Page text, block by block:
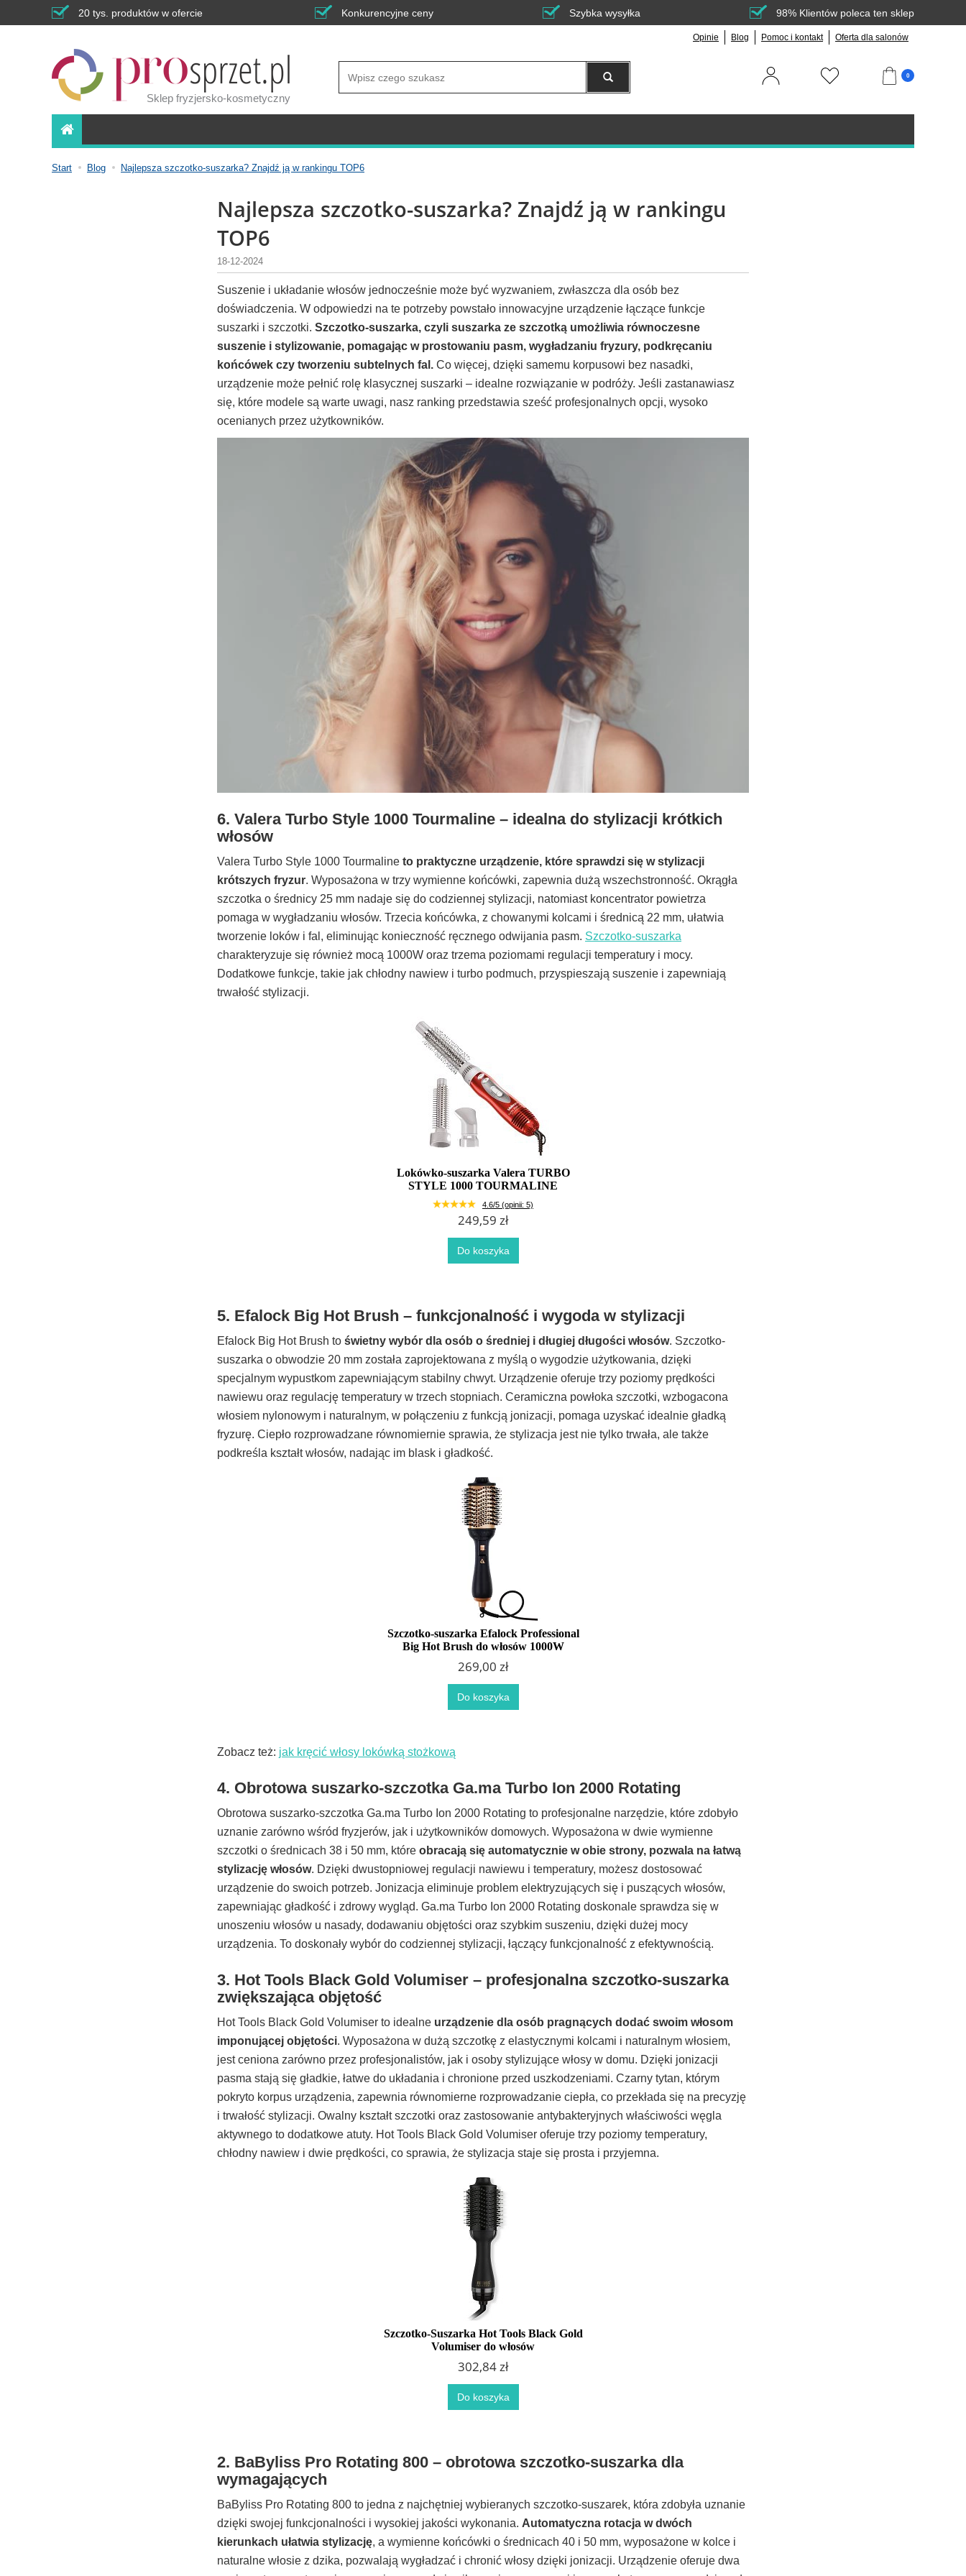
20 tys. produktów w ofercie Konkurencyjne ceny Szybka wysyłka 98% Klientów poleca ten sklep
Opinie Blog Pomoc i kontakt Oferta dla salonów
Sklep fryzjersko-kosmetyczny
0
Start Blog Najlepsza szczotko-suszarka? Znajdź ją w rankingu TOP6
Najlepsza szczotko-suszarka? Znajdź ją w rankingu
TOP6
18-12-2024
Suszenie i układanie włosów jednocześnie może być wyzwaniem, zwłaszcza dla osób bez
doświadczenia. W odpowiedzi na te potrzeby powstało innowacyjne urządzenie łączące funkcje
suszarki i szczotki. Szczotko-suszarka, czyli suszarka ze szczotką umożliwia równoczesne
suszenie i stylizowanie, pomagając w prostowaniu pasm, wygładzaniu fryzury, podkręcaniu
końcówek czy tworzeniu subtelnych fal. Co więcej, dzięki samemu korpusowi bez nasadki,
urządzenie może pełnić rolę klasycznej suszarki – idealne rozwiązanie w podróży. Jeśli zastanawiasz
się, które modele są warte uwagi, nasz ranking przedstawia sześć profesjonalnych opcji, wysoko
ocenianych przez użytkowników.
6. Valera Turbo Style 1000 Tourmaline – idealna do stylizacji krótkich
włosów
Valera Turbo Style 1000 Tourmaline to praktyczne urządzenie, które sprawdzi się w stylizacji
krótszych fryzur. Wyposażona w trzy wymienne końcówki, zapewnia dużą wszechstronność. Okrągła
szczotka o średnicy 25 mm nadaje się do codziennej stylizacji, natomiast koncentrator powietrza
pomaga w wygładzaniu włosów. Trzecia końcówka, z chowanymi kolcami i średnicą 22 mm, ułatwia
tworzenie loków i fal, eliminując konieczność ręcznego odwijania pasm. Szczotko-suszarka
charakteryzuje się również mocą 1000W oraz trzema poziomami regulacji temperatury i mocy.
Dodatkowe funkcje, takie jak chłodny nawiew i turbo podmuch, przyspieszają suszenie i zapewniają
trwałość stylizacji.
Lokówko-suszarka Valera TURBO
STYLE 1000 TOURMALINE
4.6/5 (opinii: 5)
249,59 zł
Do koszyka
5. Efalock Big Hot Brush – funkcjonalność i wygoda w stylizacji
Efalock Big Hot Brush to świetny wybór dla osób o średniej i długiej długości włosów. Szczotko-
suszarka o obwodzie 20 mm została zaprojektowana z myślą o wygodzie użytkowania, dzięki
specjalnym wypustkom zapewniającym stabilny chwyt. Urządzenie oferuje trzy poziomy prędkości
nawiewu oraz regulację temperatury w trzech stopniach. Ceramiczna powłoka szczotki, wzbogacona
włosiem nylonowym i naturalnym, w połączeniu z funkcją jonizacji, pomaga uzyskać idealnie gładką
fryzurę. Ciepło rozprowadzane równomiernie sprawia, że stylizacja jest nie tylko trwała, ale także
podkreśla kształt włosów, nadając im blask i gładkość.
Szczotko-suszarka Efalock Professional
Big Hot Brush do włosów 1000W
269,00 zł
Do koszyka
Zobacz też: jak kręcić włosy lokówką stożkową
4. Obrotowa suszarko-szczotka Ga.ma Turbo Ion 2000 Rotating
Obrotowa suszarko-szczotka Ga.ma Turbo Ion 2000 Rotating to profesjonalne narzędzie, które zdobyło
uznanie zarówno wśród fryzjerów, jak i użytkowników domowych. Wyposażona w dwie wymienne
szczotki o średnicach 38 i 50 mm, które obracają się automatycznie w obie strony, pozwala na łatwą
stylizację włosów. Dzięki dwustopniowej regulacji nawiewu i temperatury, możesz dostosować
urządzenie do swoich potrzeb. Jonizacja eliminuje problem elektryzujących się i puszących włosów,
zapewniając gładkość i zdrowy wygląd. Ga.ma Turbo Ion 2000 Rotating doskonale sprawdza się w
unoszeniu włosów u nasady, dodawaniu objętości oraz szybkim suszeniu, dzięki dużej mocy
urządzenia. To doskonały wybór do codziennej stylizacji, łączący funkcjonalność z efektywnością.
3. Hot Tools Black Gold Volumiser – profesjonalna szczotko-suszarka
zwiększająca objętość
Hot Tools Black Gold Volumiser to idealne urządzenie dla osób pragnących dodać swoim włosom
imponującej objętości. Wyposażona w dużą szczotkę z elastycznymi kolcami i naturalnym włosiem,
jest ceniona zarówno przez profesjonalistów, jak i osoby stylizujące włosy w domu. Dzięki jonizacji
pasma stają się gładkie, łatwe do układania i chronione przed uszkodzeniami. Czarny tytan, którym
pokryto korpus urządzenia, zapewnia równomierne rozprowadzanie ciepła, co przekłada się na precyzję
i trwałość stylizacji. Owalny kształt szczotki oraz zastosowanie antybakteryjnych właściwości węgla
aktywnego to dodatkowe atuty. Hot Tools Black Gold Volumiser oferuje trzy poziomy temperatury,
chłodny nawiew i dwie prędkości, co sprawia, że stylizacja staje się prosta i przyjemna.
Szczotko-Suszarka Hot Tools Black Gold
Volumiser do włosów
302,84 zł
Do koszyka
2. BaByliss Pro Rotating 800 – obrotowa szczotko-suszarka dla
wymagających
BaByliss Pro Rotating 800 to jedna z najchętniej wybieranych szczotko-suszarek, która zdobyła uznanie
dzięki swojej funkcjonalności i wysokiej jakości wykonania. Automatyczna rotacja w dwóch
kierunkach ułatwia stylizację, a wymienne końcówki o średnicach 40 i 50 mm, wyposażone w kolce i
naturalne włosie z dzika, pozwalają wygładzać i chronić włosy dzięki jonizacji. Urządzenie oferuje dwa